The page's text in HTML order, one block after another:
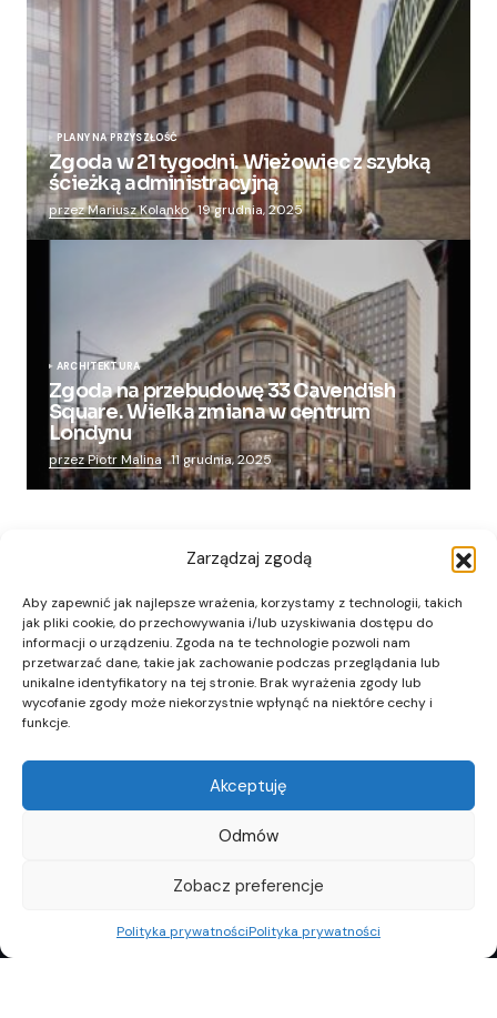
Zarządzaj zgodą
Aby zapewnić jak najlepsze wrażenia, korzystamy z technologii, takich
jak pliki cookie, do przechowywania i/lub uzyskiwania dostępu do
informacji o urządzeniu. Zgoda na te technologie pozwoli nam
przetwarzać dane, takie jak zachowanie podczas przeglądania lub
unikalne identyfikatory na tej stronie. Brak wyrażenia zgody lub
wycofanie zgody może niekorzystnie wpłynąć na niektóre cechy i
funkcje.
Akceptuję
Odmów
Zobacz preferencje
Polityka prywatnościPolityka prywatności
PLANY NA PRZYSZŁOŚĆ
Zgoda w 21 tygodni. Wieżowiec z szybką
ścieżką administracyjną
przez Mariusz Kolanko 19 grudnia, 2025
ARCHITEKTURA
Zgoda na przebudowę 33 Cavendish
Square. Wielka zmiana w centrum
Londynu
przez Piotr Malina 11 grudnia, 2025